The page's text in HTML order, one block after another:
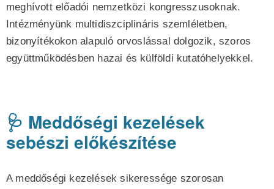
meghívott előadói nemzetközi kongresszusoknak.
Intézményünk multidiszciplináris szemléletben,
bizonyítékokon alapuló orvoslással dolgozik, szoros
együttműködésben hazai és külföldi kutatóhelyekkel.
🩺 Meddőségi kezelések
sebészi előkészítése
A meddőségi kezelések sikeressége szorosan